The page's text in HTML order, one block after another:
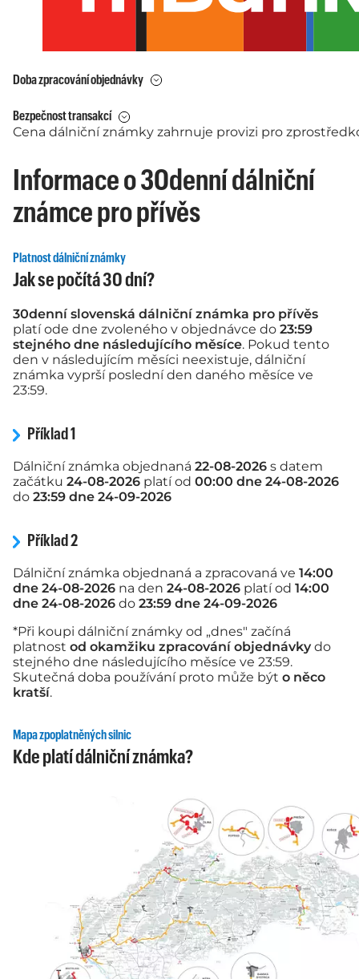
Doba zpracování objednávky
Bezpečnost transakcí
Cena dálniční známky zahrnuje provizi pro
Informace o 30denní dálniční
známce pro přívěs
Platnost dálniční známky
Jak se počítá 30 dní?
30denní slovenská dálniční známka pro přívěs
platí ode dne zvoleného v objednávce do 23:59
stejného dne následujícího měsíce. Pokud tento
den v následujícím měsíci neexistuje, dálniční
známka vyprší poslední den daného měsíce ve
23:59.
Příklad 1
Dálniční známka objednaná 22-08-2026 s datem
začátku 24-08-2026 platí od 00:00 dne 24-08-2026
do 23:59 dne 24-09-2026
Příklad 2
Dálniční známka objednaná a zpracovaná ve 14:00
dne 24-08-2026 na den 24-08-2026 platí od 14:00
dne 24-08-2026 do 23:59 dne 24-09-2026
*Při koupi dálniční známky od „dnes" začíná
platnost od okamžiku zpracování objednávky do
stejného dne následujícího měsíce ve 23:59.
Skutečná doba používání proto může být o něco
kratší.
Mapa zpoplatněných silnic
Kde platí dálniční známka?